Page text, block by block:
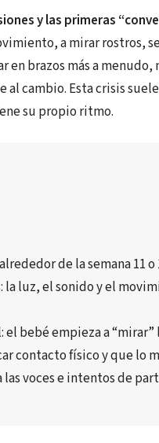
y las primeras
a mirar rostros,
brazos más a menudo,
al cambio. Esta crisis
su propio ritmo.
de la semana 11 o
: la luz, el sonido y el
: el bebé empieza a “mirar”
contacto físico y que lo
voces e intentos de